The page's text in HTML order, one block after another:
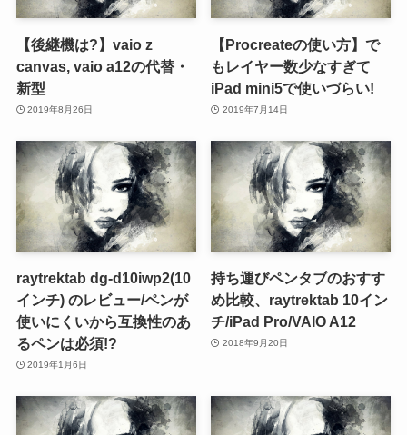
【後継機は?】vaio z
canvas, vaio a12の代替・
新型
2019年8月26日
【Procreateの使い方】で
もレイヤー数少なすぎて
iPad mini5で使いづらい!
2019年7月14日
raytrektab dg-d10iwp2(10
インチ) のレビュー/ペンが
使いにくいから互換性のあ
るペンは必須!?
2019年1月6日
持ち運びペンタブのおすす
め比較、raytrektab 10イン
チ/iPad Pro/VAIO A12
2018年9月20日